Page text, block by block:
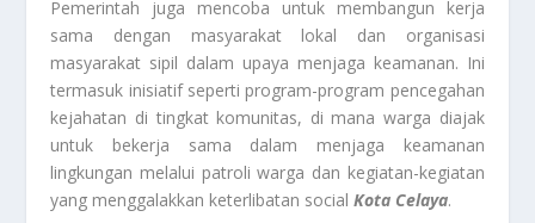
Pemerintah juga mencoba untuk membangun kerja
sama dengan masyarakat lokal dan organisasi
masyarakat sipil dalam upaya menjaga keamanan. Ini
termasuk inisiatif seperti program-program pencegahan
kejahatan di tingkat komunitas, di mana warga diajak
untuk bekerja sama dalam menjaga keamanan
lingkungan melalui patroli warga dan kegiatan-kegiatan
yang menggalakkan keterlibatan socialKota Celaya.